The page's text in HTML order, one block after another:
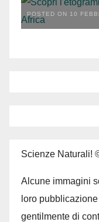
POSTED ON 10
Scienze Naturali!
Alcune immagini
loro
gentilmente di